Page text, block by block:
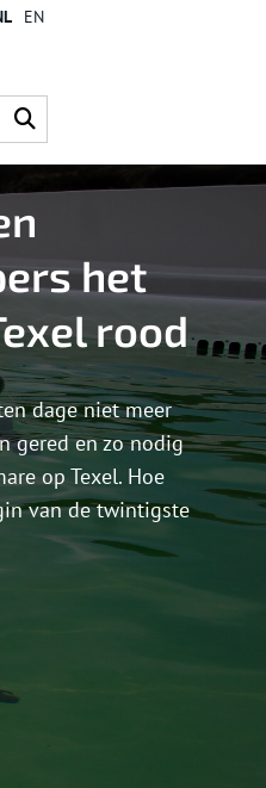
EN
het
rood
dage niet meer
gered en zo nodig
op Texel. Hoe
van de twintigste